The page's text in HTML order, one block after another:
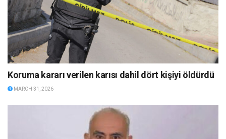
Koruma kararı verilen karısı dahil dört kişiyi öldürdü
MARCH 31, 2026